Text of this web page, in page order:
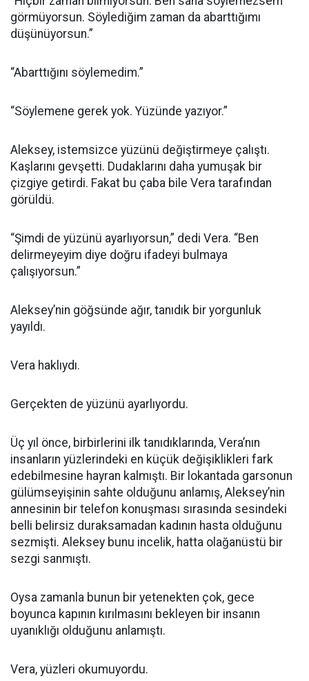
görmüyorsun. Söylediğim zaman da abarttığımı
düşünüyorsun.”
“Abarttığını söylemedim.”
“Söylemene gerek yok. Yüzünde yazıyor.”
Aleksey, istemsizce yüzünü değiştirmeye çalıştı.
Kaşlarını gevşetti. Dudaklarını daha yumuşak bir
çizgiye getirdi. Fakat bu çaba bile Vera tarafından
görüldü.
“Şimdi de yüzünü ayarlıyorsun,” dedi Vera. “Ben
delirmeyeyim diye doğru ifadeyi bulmaya
çalışıyorsun.”
Aleksey’nin göğsünde ağır, tanıdık bir yorgunluk
yayıldı.
Vera haklıydı.
Gerçekten de yüzünü ayarlıyordu.
Üç yıl önce, birbirlerini ilk tanıdıklarında, Vera’nın
insanların yüzlerindeki en küçük değişiklikleri fark
edebilmesine hayran kalmıştı. Bir lokantada garsonun
gülümseyişinin sahte olduğunu anlamış, Aleksey’nin
annesinin bir telefon konuşması sırasında sesindeki
belli belirsiz duraksamadan kadının hasta olduğunu
sezmişti. Aleksey bunu incelik, hatta olağanüstü bir
sezgi sanmıştı.
Oysa zamanla bunun bir yetenekten çok, gece
boyunca kapının kırılmasını bekleyen bir insanın
uyanıklığı olduğunu anlamıştı.
Vera, yüzleri okumuyordu.